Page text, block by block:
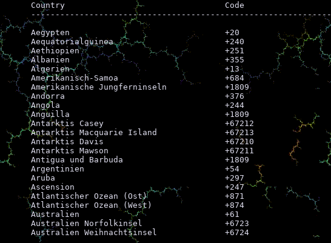
Country					Code
--------------------------------------------------------------
Aegypten				+20
Aequatorialguinea			+240
Aethiopien				+251
Albanien				+355
Algerien				+13
Amerikanisch-Samoa			+684
Amerikanische Jungferninseln		+1809
Andorra					+376
Angola					+244
Anguilla				+1809
Antarktis Casey				+67212
Antarktis Macquarie Island		+67213
Antarktis Davis				+67210
Antarktis Mawson			+67211
Antigua und Barbuda			+1809
Argentinien				+54
Aruba					+297
Ascension				+247
Atlantischer Ozean (Ost)		+871
Atlantischer Ozean (West)		+874
Australien				+61
Australien Norfolkinsel			+6723
Australien Weihnachtsinsel		+6724